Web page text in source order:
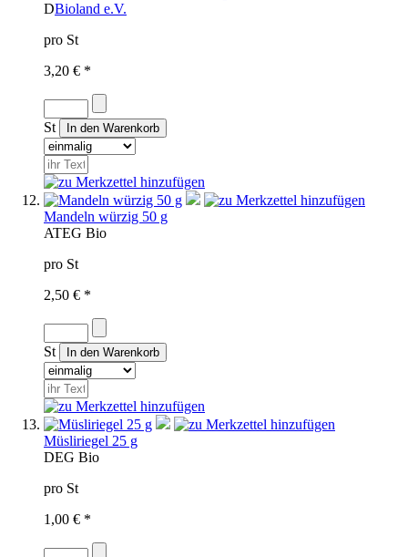
DBioland e.V.
pro St
3,20 € *
St
Mandeln würzig 50 g
ATEG Bio
pro St
2,50 € *
St
Müsliriegel 25 g
DEG Bio
pro St
1,00 € *